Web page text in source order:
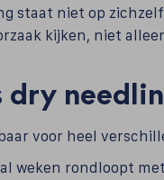
staat niet op
kijken, niet
dry
voor heel
weken rondloopt